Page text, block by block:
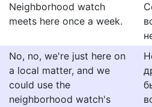
Neighborhood watch
meets here once a week.
No, no, we're just here on
a local matter, and we
could use the
neighborhood watch's